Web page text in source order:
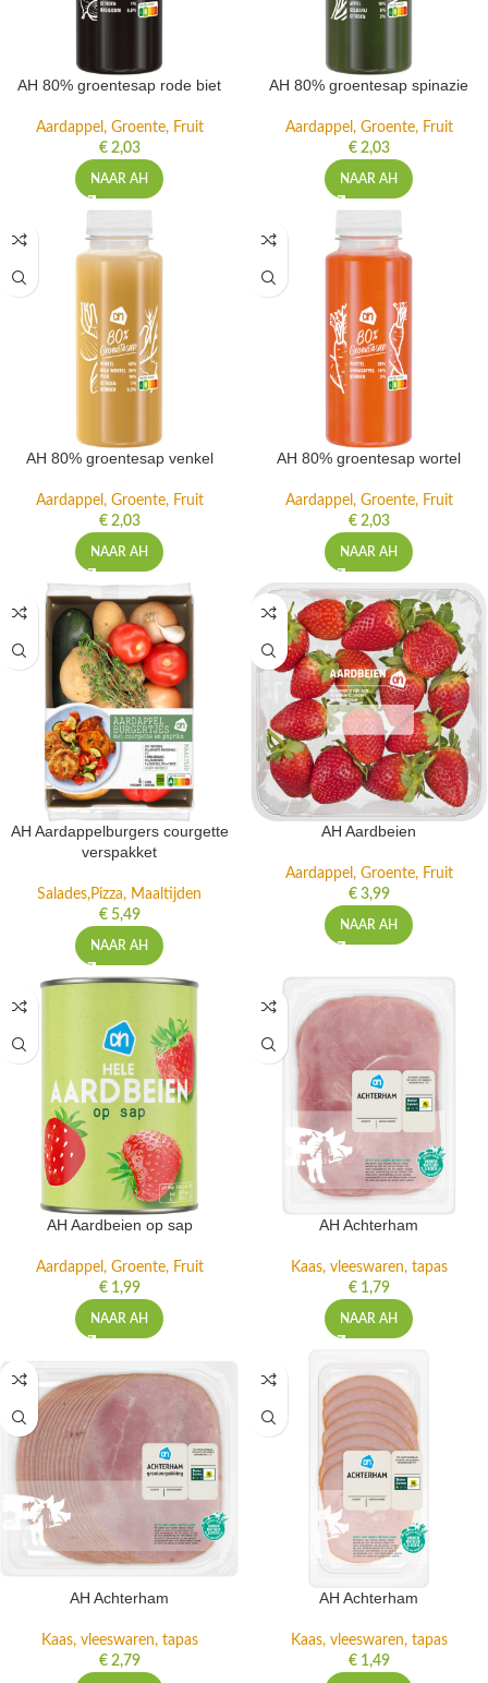
AH 80% groentesap rode biet
Aardappel, Groente, Fruit
€2,03
NAAR AH
AH 80% groentesap spinazie
Aardappel, Groente, Fruit
€2,03
NAAR AH
AH 80% groentesap venkel
Aardappel, Groente, Fruit
€2,03
NAAR AH
AH 80% groentesap wortel
Aardappel, Groente, Fruit
€2,03
NAAR AH
AH Aardappelburgers courgette
verspakket
Salades,Pizza, Maaltijden
€5,49
NAAR AH
AH Aardbeien
Aardappel, Groente, Fruit
€3,99
NAAR AH
AH Aardbeien op sap
Aardappel, Groente, Fruit
€1,99
NAAR AH
AH Achterham
Kaas, vleeswaren, tapas
€1,79
NAAR AH
AH Achterham
Kaas, vleeswaren, tapas
€2,79
AH Achterham
Kaas, vleeswaren, tapas
€1,49